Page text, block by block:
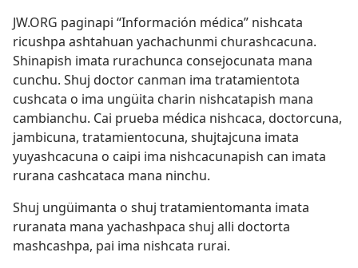
JW.ORG paginapi “Información médica” nishcata
ricushpa ashtahuan yachachunmi churashcacuna.
Shinapish imata rurachunca consejocunata mana
cunchu. Shuj doctor canman ima tratamientota
cushcata o ima ungüita charin nishcatapish mana
cambianchu. Cai prueba médica nishcaca, doctorcuna,
jambicuna, tratamientocuna, shujtajcuna imata
yuyashcacuna o caipi ima nishcacunapish can imata
rurana cashcataca mana ninchu.
Shuj ungüimanta o shuj tratamientomanta imata
ruranata mana yachashpaca shuj alli doctorta
mashcashpa, pai ima nishcata rurai.